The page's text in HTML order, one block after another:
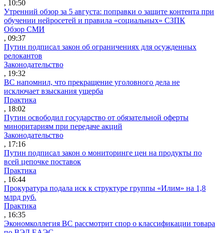
, 10:50
Утренний обзор за 5 августа: поправки о защите контента при
обучении нейросетей и правила «социальных» СЗПК
Обзор СМИ
, 09:37
Путин подписал закон об ограничениях для осужденных
релокантов
Законодательство
, 19:32
ВС напомнил, что прекращение уголовного дела не
исключает взыскания ущерба
Практика
, 18:02
Путин освободил государство от обязательной оферты
миноритариям при передаче акций
Законодательство
, 17:16
Путин подписал закон о мониторинге цен на продукты по
всей цепочке поставок
Практика
, 16:44
Прокуратура подала иск к структуре группы «Илим» на 1,8
млрд руб.
Практика
, 16:35
Экономколлегия ВС рассмотрит спор о классификации товара